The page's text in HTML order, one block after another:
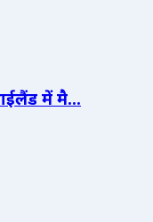
में मै...